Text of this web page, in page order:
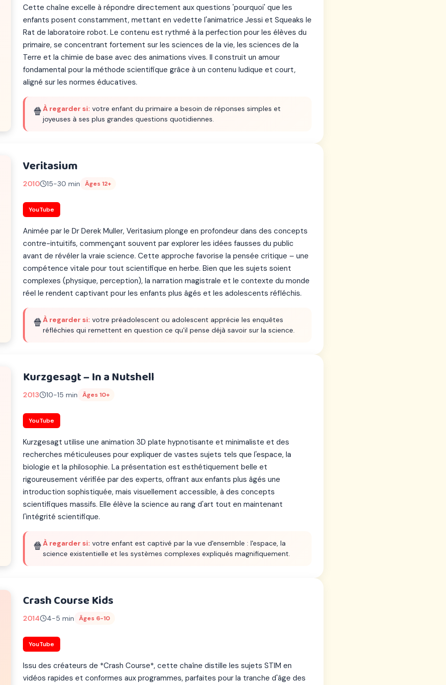
Cette chaîne excelle à répondre directement aux questions 'pourquoi' que les
enfants posent constamment, mettant en vedette l'animatrice Jessi et Squeaks le
Rat de laboratoire robot. Le contenu est rythmé à la perfection pour les élèves du
primaire, se concentrant fortement sur les sciences de la vie, les sciences de la
Terre et la chimie de base avec des animations vives. Il construit un amour
fondamental pour la méthode scientifique grâce à un contenu ludique et court,
aligné sur les normes éducatives.
🍿À regarder si: votre enfant du primaire a besoin de réponses simples et
joyeuses à ses plus grandes questions quotidiennes.
Veritasium
2010 15-30 min Âges 12+
YouTube
Animée par le Dr Derek Muller, Veritasium plonge en profondeur dans des concepts
contre-intuitifs, commençant souvent par explorer les idées fausses du public
avant de révéler la vraie science. Cette approche favorise la pensée critique – une
compétence vitale pour tout scientifique en herbe. Bien que les sujets soient
complexes (physique, perception), la narration magistrale et le contexte du monde
réel le rendent captivant pour les enfants plus âgés et les adolescents réfléchis.
🍿À regarder si: votre préadolescent ou adolescent apprécie les enquêtes
réfléchies qui remettent en question ce qu'il pense déjà savoir sur la science.
Kurzgesagt – In a Nutshell
2013 10-15 min Âges 10+
YouTube
Kurzgesagt utilise une animation 3D plate hypnotisante et minimaliste et des
recherches méticuleuses pour expliquer de vastes sujets tels que l'espace, la
biologie et la philosophie. La présentation est esthétiquement belle et
rigoureusement vérifiée par des experts, offrant aux enfants plus âgés une
introduction sophistiquée, mais visuellement accessible, à des concepts
scientifiques massifs. Elle élève la science au rang d'art tout en maintenant
l'intégrité scientifique.
🍿À regarder si: votre enfant est captivé par la vue d'ensemble : l'espace, la
science existentielle et les systèmes complexes expliqués magnifiquement.
Crash Course Kids
2014 4-5 min Âges 6-10
YouTube
Issu des créateurs de *Crash Course*, cette chaîne distille les sujets STIM en
vidéos rapides et conformes aux programmes, parfaites pour la tranche d'âge des